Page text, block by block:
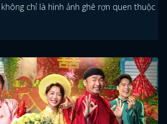
chỉ là hình ảnh ghê rợn quen thuộc